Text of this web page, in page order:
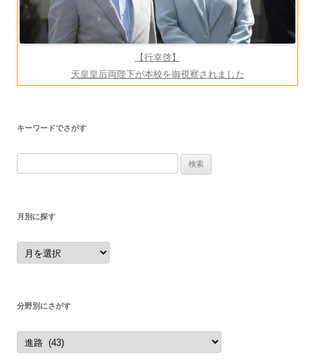
【行幸啓】
天皇皇后両陛下が本校を御視察されました
キーワードでさがす
月別に探す
月
別
に
分野別にさがす
分
野
別